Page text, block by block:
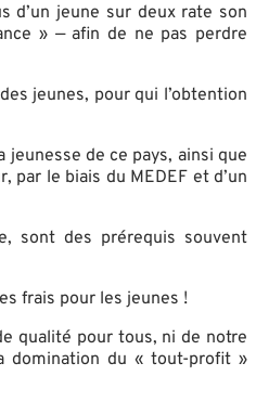
d’un jeune sur deux rate son
» — afin de ne pas perdre
jeunes, pour qui l’obtention
de ce pays, ainsi que
le biais du MEDEF et d’un
sont des prérequis souvent
frais pour les jeunes !
qualité pour tous, ni de notre
domination du « tout-profit »